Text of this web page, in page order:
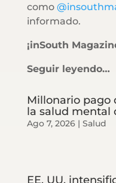
como
informado.
¡inSouth
Seguir leyendo…
Millonario pago
la salud mental
Ago 7, 2026| Salud
EE. UU.